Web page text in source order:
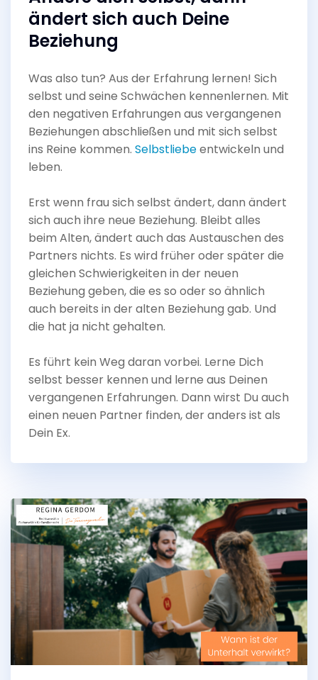
ändert sich auch Deine
Beziehung
Was also tun? Aus der Erfahrung lernen! Sich
selbst und seine Schwächen kennenlernen. Mit
den negativen Erfahrungen aus vergangenen
Beziehungen abschließen und mit sich selbst
ins Reine kommen. Selbstliebeentwickeln und
leben.
Erst wenn frau sich selbst ändert, dann ändert
sich auch ihre neue Beziehung. Bleibt alles
beim Alten, ändert auch das Austauschen des
Partners nichts. Es wird früher oder später die
gleichen Schwierigkeiten in der neuen
Beziehung geben, die es so oder so ähnlich
auch bereits in der alten Beziehung gab. Und
die hat ja nicht gehalten.
Es führt kein Weg daran vorbei. Lerne Dich
selbst besser kennen und lerne aus Deinen
vergangenen Erfahrungen. Dann wirst Du auch
einen neuen Partner finden, der anders ist als
Dein Ex.